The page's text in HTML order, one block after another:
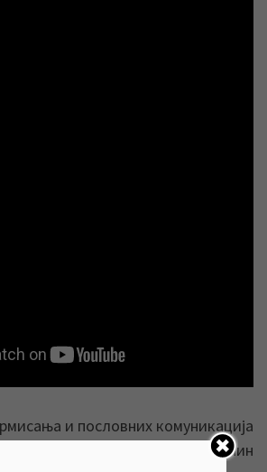
и пословних комуникација
и канализација“ Зрењанин